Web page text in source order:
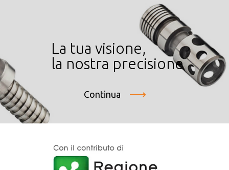
La tua visione,
la nostra precisione
Continua